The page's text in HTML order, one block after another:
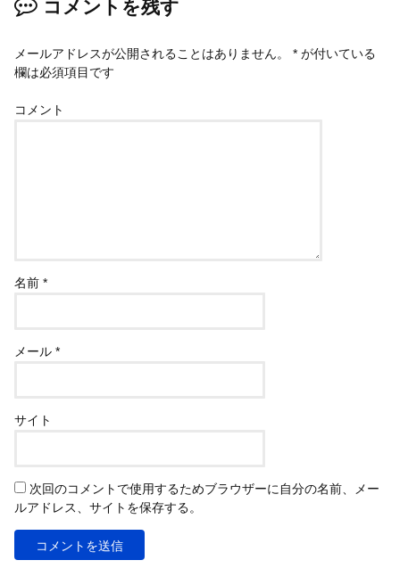
コメントを残す
メールアドレスが公開されることはありません。 * が付いている
欄は必須項目です
コメント
名前*
メール*
サイト
次回のコメントで使用するためブラウザーに自分の名前、メー
ルアドレス、サイトを保存する。